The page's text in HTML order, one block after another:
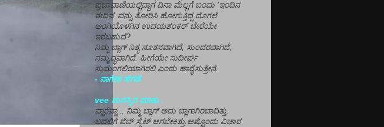
ಪ್ರಜಾವಾಣಿಯಲ್ಲಿದ್ದಾಗ ದಿನಾ ಮೆಲ್ಲಗೆ ಬಂದು 'ಇಂದಿನ
ಈದಿನ' ವನ್ನು ತೋರಿಸಿ ಹೋಗುತ್ತಿದ್ದ ದೊಗಲೆ
ಅಂಗಿಯೊಳಗಿನ ಉದಯಶಂಕರ್ ಬೇರೆಯೇ
ಇರಬಹುದೆ?
ನಿಮ್ಮ ಬ್ಲಾಗ್ ನಿತ್ಯ ನೂತನವಾಗಿದೆ, ಸುಂದರವಾಗಿದೆ,
ಸಮೃದ್ಧವಾಗಿದೆ. ಹೀಗೆಯೇ ಸುದೀರ್ಘ
ಸುಮಂಗಲಿಯಾಗಿರಲಿ ಎಂದು ಹಾರೈಸುತ್ತೇನೆ.
- ನಾಗೇಶ ಹೆಗಡೆ
vee ಮನಸ್ಸಿನ ಮಾತು .
ವ್ಹಾರೆವ್ಹಾ... ನಿಮ್ಮ ಬ್ಲಾಗ್ ಅದು ಬ್ಲಾಗಾಗಿರಬಾದಿತ್ತು.
ಬದಲಿಗೆ ವೆಬ್ ಸೈಟ್ ಆಗಬೇಕಿತ್ತು.ಅಷ್ಟೊಂದು ವಿಚಾರ